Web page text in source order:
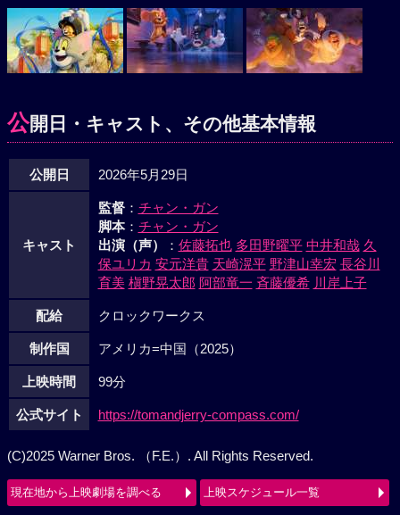
公開日・キャスト、その他基本情報
公開日 2026年5月29日
キャスト
監督： チャン・ガン
脚本： チャン・ガン
出演（声）
： 佐藤拓也 多田野曜平 中井和哉 久
保ユリカ 安元洋貴 天崎滉平 野津山幸宏 長谷川
育美 槇野晃太郎 阿部竜一 斉藤優希 川岸上子
配給 クロックワークス
制作国 アメリカ=中国（2025）
上映時間 99分
公式サイト https://tomandjerry-compass.com/
(C)2025 Warner Bros. （F.E.）. All Rights Reserved.
現在地から上映劇場を調べる 上映スケジュール一覧